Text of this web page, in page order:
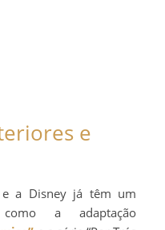
e
e a Disney já têm um
a adaptação